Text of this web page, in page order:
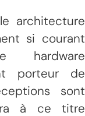
architecture
si courant
hardware
porteur de
sont
à ce titre